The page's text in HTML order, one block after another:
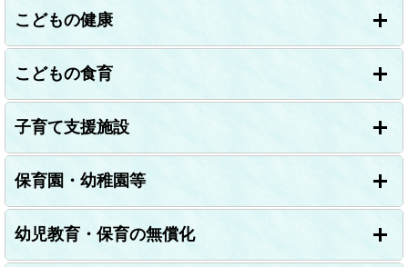
こどもの健康
こどもの食育
子育て支援施設
保育園・幼稚園等
幼児教育・保育の無償化